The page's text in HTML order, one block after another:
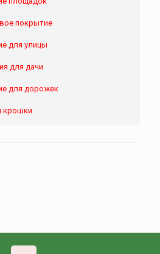
покрытие
для улицы
для дачи
для дорожек
крошки